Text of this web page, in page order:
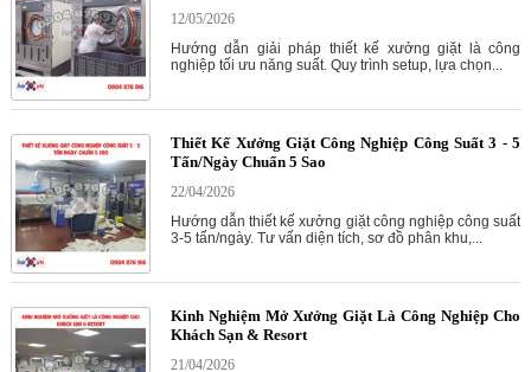
12/05/2026
Hướng dẫn giải pháp thiết kế xưởng giặt là công
nghiệp tối ưu năng suất. Quy trình setup, lựa chọn...
Thiết Kế Xưởng Giặt Công Nghiệp Công Suất 3 - 5
Tấn/Ngày Chuẩn 5 Sao
22/04/2026
Hướng dẫn thiết kế xưởng giặt công nghiệp công suất
3-5 tấn/ngày. Tư vấn diện tích, sơ đồ phân khu,...
Kinh Nghiệm Mở Xưởng Giặt Là Công Nghiệp Cho
Khách Sạn & Resort
21/04/2026